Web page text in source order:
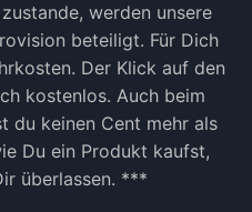
werden unsere
beteiligt. Für Dich
Der Klick auf den
kostenlos. Auch beim
du keinen Cent mehr als
Du ein Produkt kaufst,
überlassen. ***